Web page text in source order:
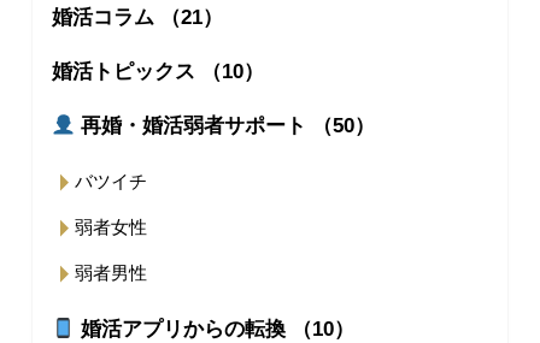
婚活コラム （21）
婚活トピックス （10）
再婚・婚活弱者サポート （50）
バツイチ
弱者女性
弱者男性
婚活アプリからの転換 （10）